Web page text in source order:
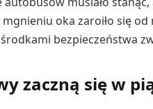
oka zaroiło się
bezpieczeństwa
zaczną się w